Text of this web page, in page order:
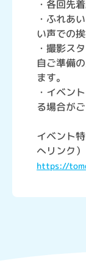
・各回先
・ふれあ
い声での
・撮影ス
自ご準備
ます。
・イベン
る場合が
イベント
へリンク）
https://